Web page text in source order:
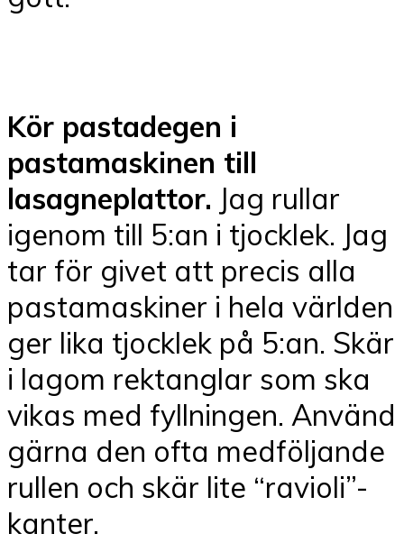
Kör pastadegen i
pastamaskinen till
lasagneplattor. Jag rullar
igenom till 5:an i tjocklek. Jag
tar för givet att precis alla
pastamaskiner i hela världen
ger lika tjocklek på 5:an. Skär
i lagom rektanglar som ska
vikas med fyllningen. Använd
gärna den ofta medföljande
rullen och skär lite “ravioli”-
kanter.